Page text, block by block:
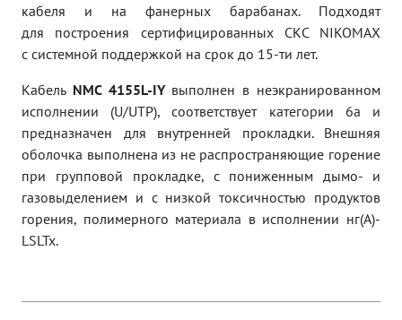
кабеля и на фанерных барабанах. Подходят
для построения сертифицированных СКС NIKOMAX
с системной поддержкой на срок до 15-ти лет.
Кабель NMC 4155L-IYвыполнен в неэкранированном
исполнении (U/UTP), соответствует категории 6a и
предназначен для внутренней прокладки. Внешняя
оболочка выполнена из не распространяющие горение
при групповой прокладке, с пониженным дымо- и
газовыделением и с низкой токсичностью продуктов
горения, полимерного материала в исполнении нг(A)-
LSLTx.